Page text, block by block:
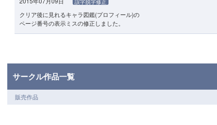
クリア後に見れるキャラ図鑑(プロフィール)の
ページ番号の表示ミスの修正しました。
サークル作品一覧
販売作品